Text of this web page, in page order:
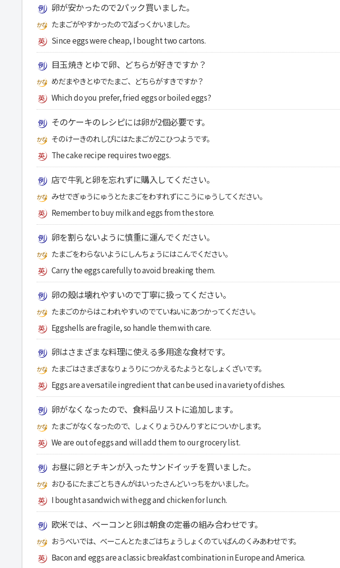
卵が安かったので2パック買いました。
たまごがやすかったので2ぱっくかいました。
Since eggs were cheap, I bought two cartons.
目玉焼きとゆで卵、どちらが好きですか？
めだまやきとゆでたまご、どちらがすきですか？
Which do you prefer, fried eggs or boiled eggs?
そのケーキのレシピには卵が2個必要です。
そのけーきのれしぴにはたまごが2こひつようです。
The cake recipe requires two eggs.
店で牛乳と卵を忘れずに購入してください。
みせでぎゅうにゅうとたまごをわすれずにこうにゅうしてください。
Remember to buy milk and eggs from the store.
卵を割らないように慎重に運んでください。
たまごをわらないようにしんちょうにはこんでください。
Carry the eggs carefully to avoid breaking them.
卵の殻は壊れやすいので丁寧に扱ってください。
たまごのからはこわれやすいのでていねいにあつかってください。
Eggshells are fragile, so handle them with care.
卵はさまざまな料理に使える多用途な食材です。
たまごはさまざまなりょうりにつかえるたようとなしょくざいです。
Eggs are a versatile ingredient that can be used in a variety of dishes.
卵がなくなったので、食料品リストに追加します。
たまごがなくなったので、しょくりょうひんりすとについかします。
We are out of eggs and will add them to our grocery list.
お昼に卵とチキンが入ったサンドイッチを買いました。
おひるにたまごとちきんがはいったさんどいっちをかいました。
I bought a sandwich with egg and chicken for lunch.
欧米では、ベーコンと卵は朝食の定番の組み合わせです。
おうべいでは、べーこんとたまごはちょうしょくのていばんのくみあわせです。
Bacon and eggs are a classic breakfast combination in Europe and America.